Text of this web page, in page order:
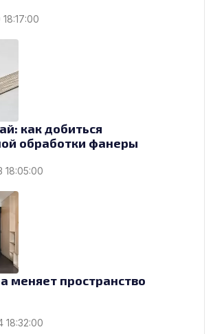
как добиться
обработки фанеры
18:05:00
меняет пространство
18:32:00